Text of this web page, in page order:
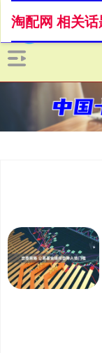
淘配网 相关